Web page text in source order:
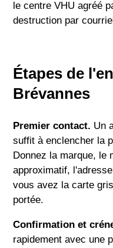
le centre VHU agréé
destruction par
Étapes de
Brévannes
Premier contact. Un
suffit à enclencher la
Donnez la marque, le
approximatif,
vous avez la carte
portée.
Confirmation et
rapidement avec une